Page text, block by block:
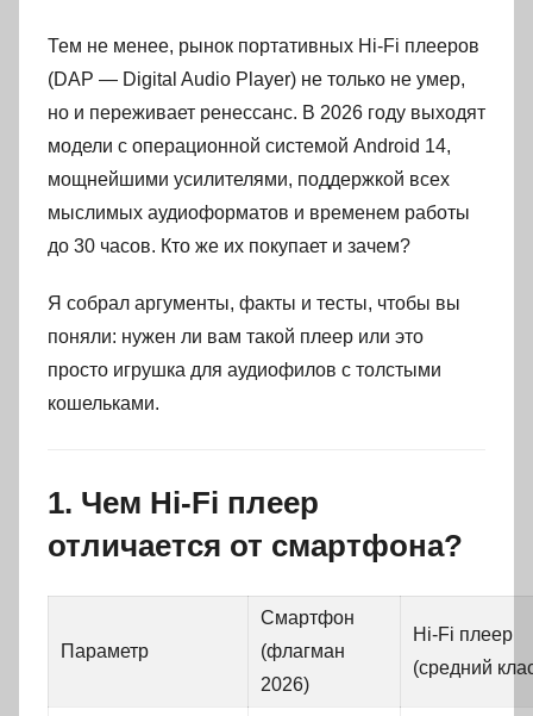
Тем не менее, рынок портативных Hi-Fi плееров
(DAP — Digital Audio Player) не только не умер,
но и переживает ренессанс. В 2026 году выходят
модели с операционной системой Android 14,
мощнейшими усилителями, поддержкой всех
мыслимых аудиоформатов и временем работы
до 30 часов. Кто же их покупает и зачем?
Я собрал аргументы, факты и тесты, чтобы вы
поняли: нужен ли вам такой плеер или это
просто игрушка для аудиофилов с толстыми
кошельками.
1. Чем Hi-Fi плеер
отличается от смартфона?
Параметр
Смартфон
(флагман
2026)
Hi-Fi плеер
(средний